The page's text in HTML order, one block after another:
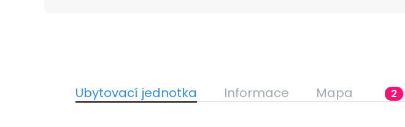
Ubytovací jednotka Informace Mapa 2